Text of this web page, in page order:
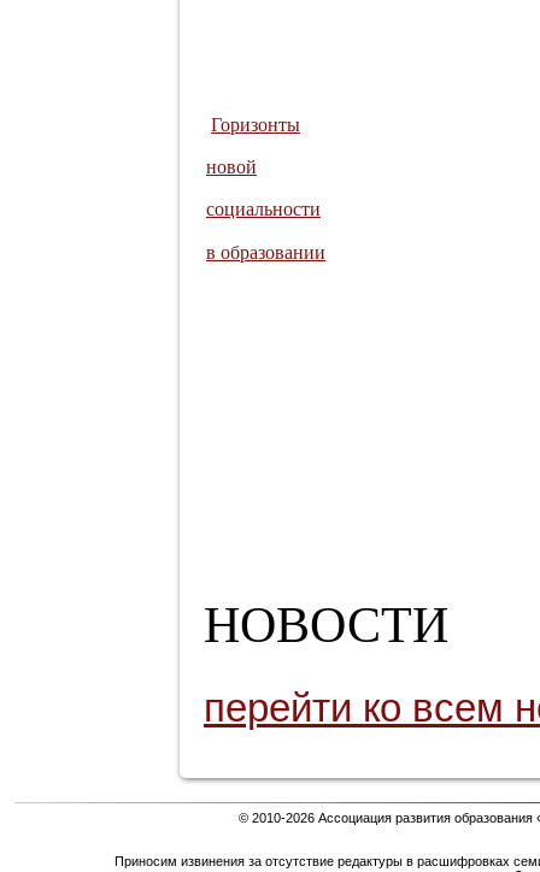
Горизонты
новой
социальности
в образовании
НОВОСТИ
перейти ко всем
© 2010-2026 Ассоциация развития
Приносим извинения за отсутствие редактуры в расшифровках